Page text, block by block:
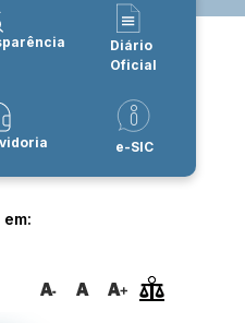
Diário
Oficial
e-SIC